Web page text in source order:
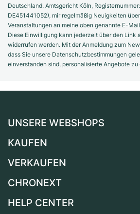
Deutschland. Amtsgericht Köln,
DE451441052), mir regelmäßig Neuigkeiten
Veranstaltungen an meine oben genannte E-
Diese Einwilligung kann jederzeit über den Link
widerrufen werden. Mit der Anmeldung zum
dass Sie unsere Datenschutzbestimmungen
einverstanden sind, personalisierte Angebote zu
UNSERE WEBSHOPS
Deutschland
Schweiz
Frankreich
KAUFEN
Alle Luxusuhren
Independent Brands
VERKAUFEN
Uhr verkaufen
CHRONEXT
Über uns
HELP CENTER